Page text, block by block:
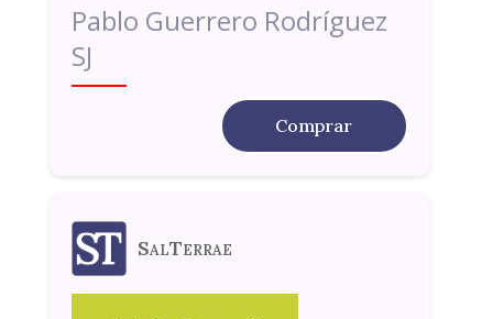
Pablo Guerrero Rodríguez
SJ
Comprar
SalTerrae